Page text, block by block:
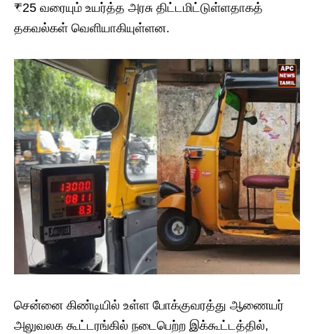
₹25 வரையும் உயர்த்த அரசு திட்டமிட்டுள்ளதாகத்
தகவல்கள் வெளியாகியுள்ளன.
சென்னை கிண்டியில் உள்ள போக்குவரத்து ஆணையர்
அலுவலக கூட்டரங்கில் நடைபெற்ற இக்கூட்டத்தில்,